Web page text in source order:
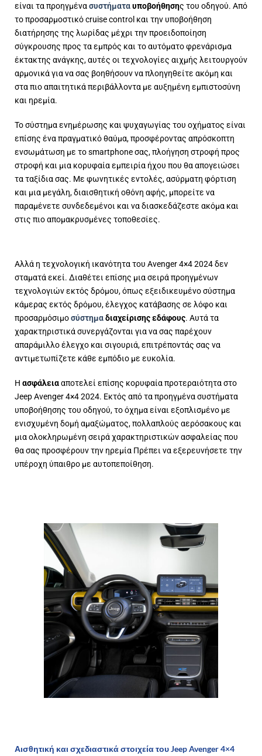
είναι τα προηγμένασυστήματαυποβοήθησης του οδηγού. Από
το προσαρμοστικό cruise control και την υποβοήθηση
διατήρησης της λωρίδας μέχρι την προειδοποίηση
σύγκρουσης προς τα εμπρός και το αυτόματο φρενάρισμα
έκτακτης ανάγκης, αυτές οι τεχνολογίες αιχμής λειτουργούν
αρμονικά για να σας βοηθήσουν να πλοηγηθείτε ακόμη και
στα πιο απαιτητικά περιβάλλοντα με αυξημένη εμπιστοσύνη
και ηρεμία.
Το σύστημα ενημέρωσης και ψυχαγωγίας του οχήματος είναι
επίσης ένα πραγματικό θαύμα, προσφέροντας απρόσκοπτη
ενσωμάτωση με το smartphone σας, πλοήγηση στροφή προς
στροφή και μια κορυφαία εμπειρία ήχου που θα απογειώσει
τα ταξίδια σας. Με φωνητικές εντολές, ασύρματη φόρτιση
και μια μεγάλη, διαισθητική οθόνη αφής, μπορείτε να
παραμένετε συνδεδεμένοι και να διασκεδάζεστε ακόμα και
στις πιο απομακρυσμένες τοποθεσίες.
Αλλά η τεχνολογική ικανότητα του Avenger 4×4 2024 δεν
σταματά εκεί. Διαθέτει επίσης μια σειρά προηγμένων
τεχνολογιών εκτός δρόμου, όπως εξειδικευμένο σύστημα
κάμερας εκτός δρόμου, έλεγχος κατάβασης σε λόφο και
προσαρμόσιμοσύστημαδιαχείρισης εδάφους. Αυτά τα
χαρακτηριστικά συνεργάζονται για να σας παρέχουν
απαράμιλλο έλεγχο και σιγουριά, επιτρέποντάς σας να
αντιμετωπίζετε κάθε εμπόδιο με ευκολία.
Η ασφάλειααποτελεί επίσης κορυφαία προτεραιότητα στο
Jeep Avenger 4×4 2024. Εκτός από τα προηγμένα συστήματα
υποβοήθησης του οδηγού, το όχημα είναι εξοπλισμένο με
ενισχυμένη δομή αμαξώματος, πολλαπλούς αερόσακους και
μια ολοκληρωμένη σειρά χαρακτηριστικών ασφαλείας που
θα σας προσφέρουν την ηρεμία Πρέπει να εξερευνήσετε την
υπέροχη ύπαιθρο με αυτοπεποίθηση.
Αισθητική και σχεδιαστικά στοιχεία του Jeep Avenger 4×4